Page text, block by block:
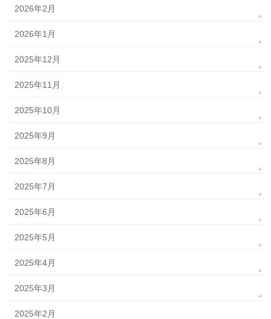
2026年2月
2026年1月
2025年12月
2025年11月
2025年10月
2025年9月
2025年8月
2025年7月
2025年6月
2025年5月
2025年4月
2025年3月
2025年2月